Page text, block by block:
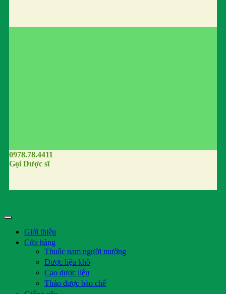
0978.78.4411
Gọi Dược sĩ
Giới thiệu
Cửa hàng
Thuốc nam người mường
Dược liệu khô
Cao dược liệu
Thảo dược bào chế